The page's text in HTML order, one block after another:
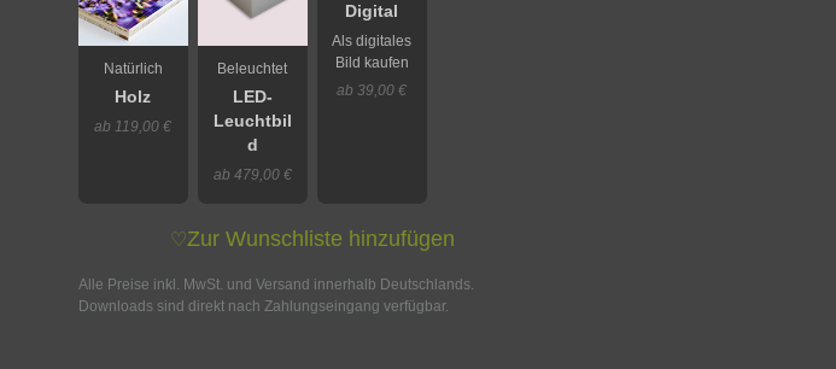
Natürlich
Holz
ab 119,00 €
Beleuchtet
LED-
Leuchtbil
d
ab 479,00 €
Digital
Als digitales
Bild kaufen
ab 39,00 €
♡Zur Wunschliste hinzufügen
Alle Preise inkl. MwSt. und Versand innerhalb Deutschlands.
Downloads sind direkt nach Zahlungseingang verfügbar.